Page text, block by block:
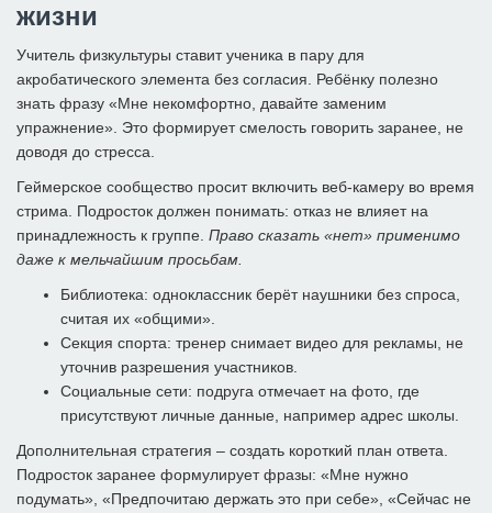
жизни
Учитель физкультуры ставит ученика в пару для
акробатического элемента без согласия. Ребёнку полезно
знать фразу «Мне некомфортно, давайте заменим
упражнение». Это формирует смелость говорить заранее, не
доводя до стресса.
Геймерское сообщество просит включить веб-камеру во время
стрима. Подросток должен понимать: отказ не влияет на
принадлежность к группе. Право сказать «нет» применимо
даже к мельчайшим просьбам.
Библиотека: одноклассник берёт наушники без спроса,
считая их «общими».
Секция спорта: тренер снимает видео для рекламы, не
уточнив разрешения участников.
Социальные сети: подруга отмечает на фото, где
присутствуют личные данные, например адрес школы.
Дополнительная стратегия – создать короткий план ответа.
Подросток заранее формулирует фразы: «Мне нужно
подумать», «Предпочитаю держать это при себе», «Сейчас не